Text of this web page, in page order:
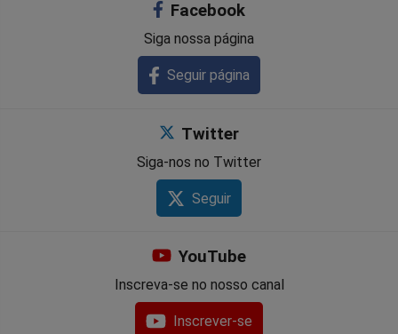
Facebook
Siga nossa página
Seguir página
Twitter
Siga-nos no Twitter
Seguir
YouTube
Inscreva-se no nosso canal
Inscrever-se